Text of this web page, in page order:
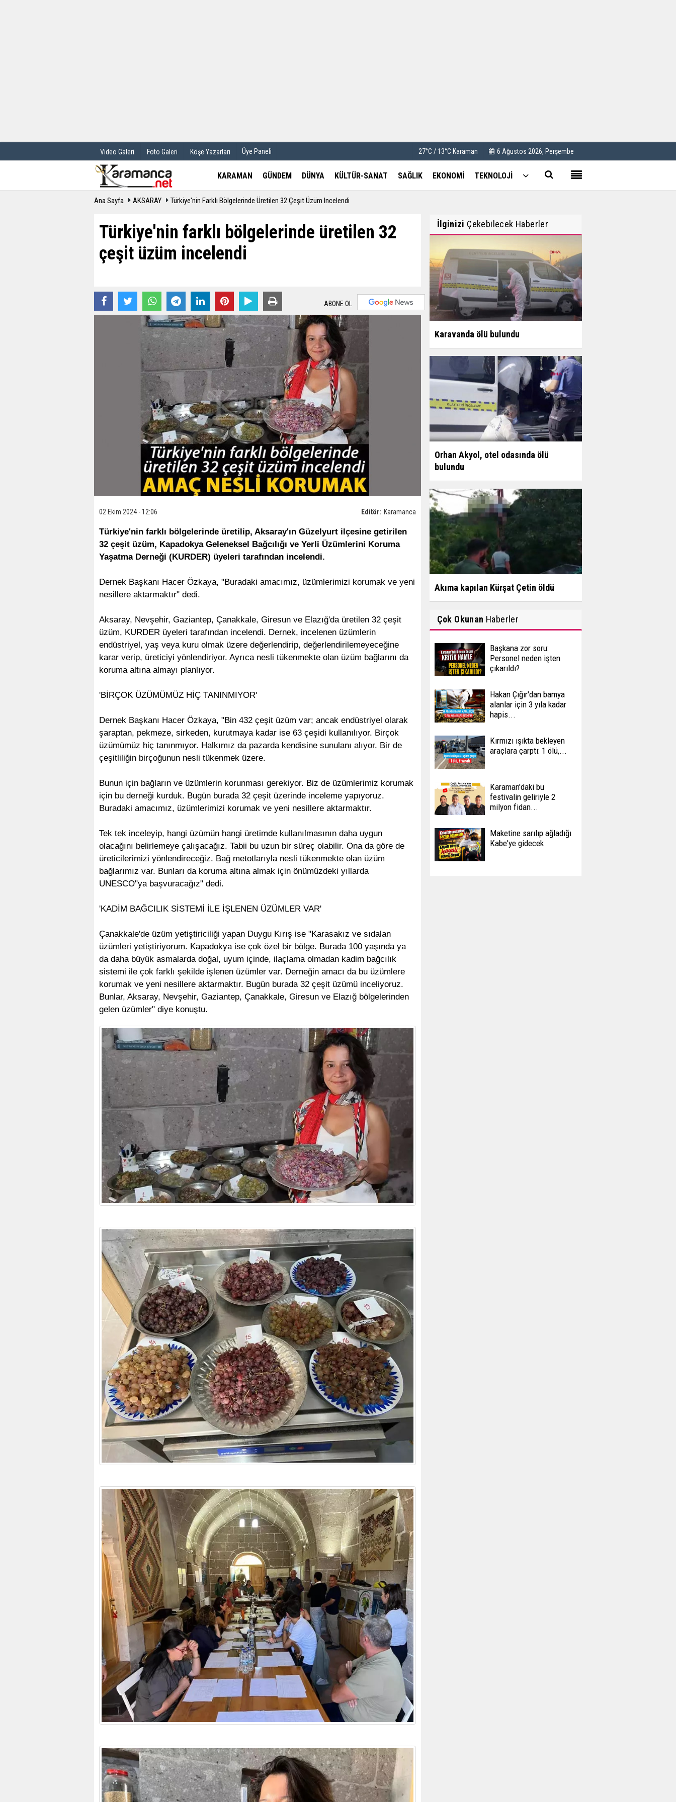
Video Galeri Foto Galeri Köşe Yazarları Üye Paneli 27°C / 13°C Karaman 6 Ağustos 2026, Perşembe
KARAMAN GÜNDEM DÜNYA KÜLTÜR-SANAT SAĞLIK EKONOMİ TEKNOLOJİ
Ana Sayfa AKSARAY Türkiye'nin Farklı Bölgelerinde Üretilen 32 Çeşit Üzüm Incelendi
Türkiye'nin farklı bölgelerinde üretilen 32
çeşit üzüm incelendi
ABONE OL
Editör: Karamanca
02 Ekim 2024 - 12:06
Türkiye'nin farklı bölgelerinde üretilip, Aksaray'ın Güzelyurt ilçesine getirilen
32 çeşit üzüm, Kapadokya Geleneksel Bağcılığı ve Yerli Üzümlerini Koruma
Yaşatma Derneği (KURDER) üyeleri tarafından incelendi.
Dernek Başkanı Hacer Özkaya, "Buradaki amacımız, üzümlerimizi korumak ve yeni
nesillere aktarmaktır" dedi.
Aksaray, Nevşehir, Gaziantep, Çanakkale, Giresun ve Elazığ'da üretilen 32 çeşit
üzüm, KURDER üyeleri tarafından incelendi. Dernek, incelenen üzümlerin
endüstriyel, yaş veya kuru olmak üzere değerlendirip, değerlendirilemeyeceğine
karar verip, üreticiyi yönlendiriyor. Ayrıca nesli tükenmekte olan üzüm bağlarını da
koruma altına almayı planlıyor.
'BİRÇOK ÜZÜMÜMÜZ HİÇ TANINMIYOR'
Dernek Başkanı Hacer Özkaya, "Bin 432 çeşit üzüm var; ancak endüstriyel olarak
şaraptan, pekmeze, sirkeden, kurutmaya kadar ise 63 çeşidi kullanılıyor. Birçok
üzümümüz hiç tanınmıyor. Halkımız da pazarda kendisine sunulanı alıyor. Bir de
çeşitliliğin birçoğunun nesli tükenmek üzere.
Bunun için bağların ve üzümlerin korunması gerekiyor. Biz de üzümlerimiz korumak
için bu derneği kurduk. Bugün burada 32 çeşit üzerinde inceleme yapıyoruz.
Buradaki amacımız, üzümlerimizi korumak ve yeni nesillere aktarmaktır.
Tek tek inceleyip, hangi üzümün hangi üretimde kullanılmasının daha uygun
olacağını belirlemeye çalışacağız. Tabii bu uzun bir süreç olabilir. Ona da göre de
üreticilerimizi yönlendireceğiz. Bağ metotlarıyla nesli tükenmekte olan üzüm
bağlarımız var. Bunları da koruma altına almak için önümüzdeki yıllarda
UNESCO"ya başvuracağız" dedi.
'KADİM BAĞCILIK SİSTEMİ İLE İŞLENEN ÜZÜMLER VAR'
Çanakkale'de üzüm yetiştiriciliği yapan Duygu Kırış ise "Karasakız ve sıdalan
üzümleri yetiştiriyorum. Kapadokya ise çok özel bir bölge. Burada 100 yaşında ya
da daha büyük asmalarda doğal, uyum içinde, ilaçlama olmadan kadim bağcılık
sistemi ile çok farklı şekilde işlenen üzümler var. Derneğin amacı da bu üzümlere
korumak ve yeni nesillere aktarmaktır. Bugün burada 32 çeşit üzümü inceliyoruz.
Bunlar, Aksaray, Nevşehir, Gaziantep, Çanakkale, Giresun ve Elazığ bölgelerinden
gelen üzümler" diye konuştu.
İlginizi Çekebilecek Haberler
Karavanda ölü bulundu
Orhan Akyol, otel odasında ölü
bulundu
Akıma kapılan Kürşat Çetin öldü
Çok Okunan Haberler
Başkana zor soru:
Personel neden işten
çıkarıldı?
Hakan Çığır'dan bamya
alanlar için 3 yıla kadar
hapis...
Kırmızı ışıkta bekleyen
araçlara çarptı: 1 ölü,...
Karaman'daki bu
festivalin geliriyle 2
milyon fidan...
Maketine sarılıp ağladığı
Kabe'ye gidecek